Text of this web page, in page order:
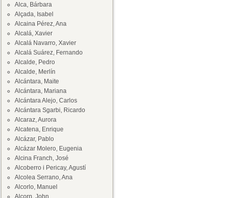
Alca, Bárbara
Alçada, Isabel
Alcaina Pérez, Ana
Alcalá, Xavier
Alcalá Navarro, Xavier
Alcalá Suárez, Fernando
Alcalde, Pedro
Alcalde, Merlín
Alcántara, Maite
Alcántara, Mariana
Alcántara Alejo, Carlos
Alcántara Sgarbi, Ricardo
Alcaraz, Aurora
Alcatena, Enrique
Alcázar, Pablo
Alcázar Molero, Eugenia
Alcina Franch, José
Alcoberro i Pericay, Agustí
Alcolea Serrano, Ana
Alcorlo, Manuel
Alcorn, John